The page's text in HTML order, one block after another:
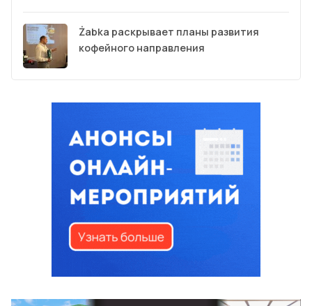
Żabka раскрывает планы развития
кофейного направления